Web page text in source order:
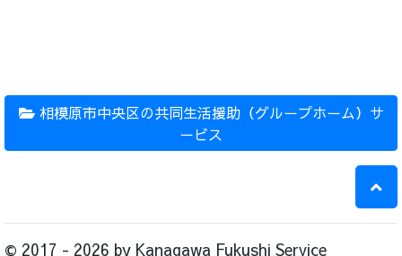
相模原市中央区の共同生活援助（グループホーム）サ
ービス
© 2017 - 2026 by Kanagawa Fukushi Service